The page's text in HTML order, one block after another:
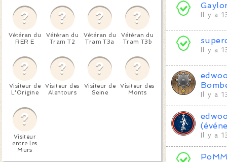
Vétéran du
RER E
Vétéran du
Tram T2
Vétéran du
Tram T3a
Vétéran du
Tram T3b
Visiteur de
L'Origine
Visiteur des
Alentours
Visiteur de
Seine
Visiteur des
Monts
Visiteur
entre les
Murs
Il y a
Il y a
Il y a
Il y a